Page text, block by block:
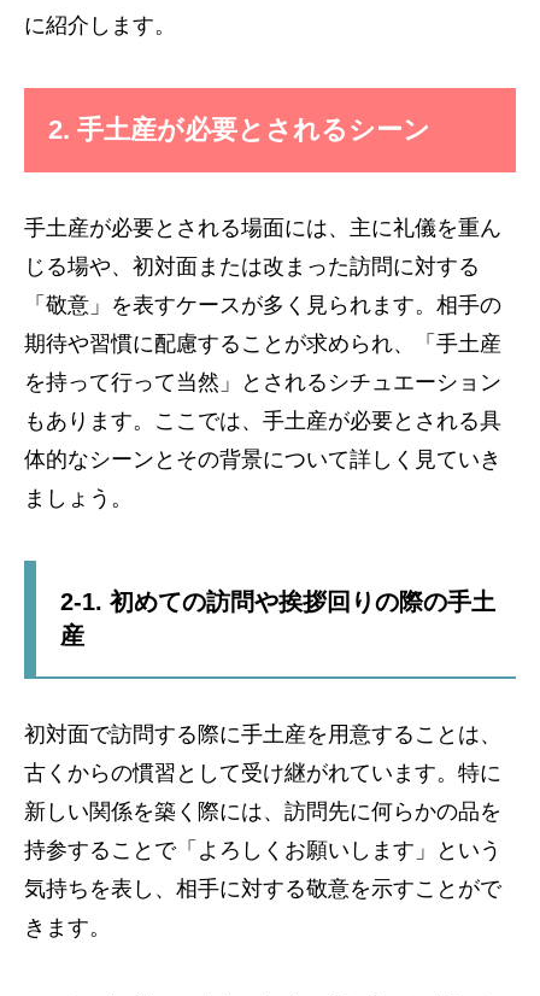
に紹介します。
2. 手土産が必要とされるシーン
手土産が必要とされる場面には、主に礼儀を重ん
じる場や、初対面または改まった訪問に対する
「敬意」を表すケースが多く見られます。相手の
期待や習慣に配慮することが求められ、「手土産
を持って行って当然」とされるシチュエーション
もあります。ここでは、手土産が必要とされる具
体的なシーンとその背景について詳しく見ていき
ましょう。
2-1. 初めての訪問や挨拶回りの際の手土
産
初対面で訪問する際に手土産を用意することは、
古くからの慣習として受け継がれています。特に
新しい関係を築く際には、訪問先に何らかの品を
持参することで「よろしくお願いします」という
気持ちを表し、相手に対する敬意を示すことがで
きます。